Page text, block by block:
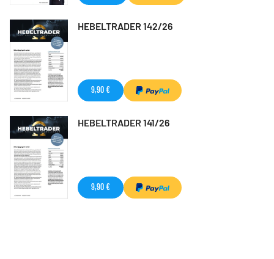
HEBELTRADER 142/26
9,90 €
HEBELTRADER 141/26
9,90 €